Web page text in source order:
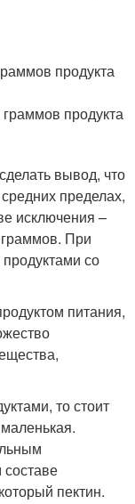
продукта
продукта
вывод, что
пределах,
исключения –
При
со
питания,
то стоит
составе
пектин.